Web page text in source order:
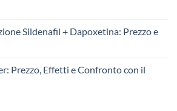
Sildenafil + Dapoxetina: Prezzo e
Prezzo, Effetti e Confronto con il